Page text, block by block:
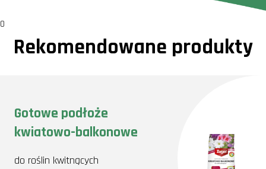
0
Rekomendowane produkty
Gotowe podłoże
kwiatowo-balkonowe
do roślin kwitnących